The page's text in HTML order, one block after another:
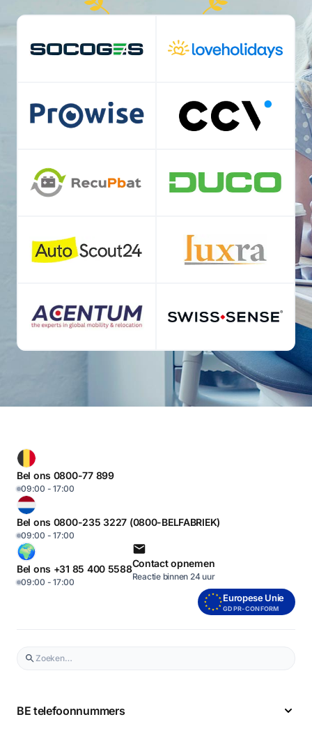
Bel ons 0800-77 899
09:00 - 17:00
Bel ons 0800-235 3227 (0800-BELFABRIEK)
09:00 - 17:00
Bel ons +31 85 400 5588
09:00 - 17:00
Contact opnemen
Reactie binnen 24 uur
Europese Unie
GDPR-CONFORM
BE telefoonnummers